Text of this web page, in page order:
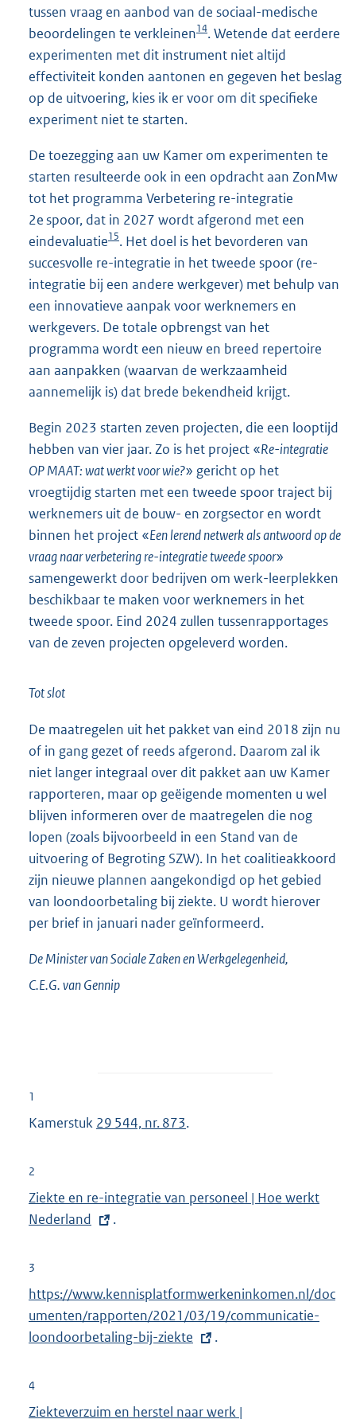
tussen vraag en aanbod van de sociaal-medische
beoordelingen te verkleinen14. Wetende dat eerdere
experimenten met dit instrument niet altijd
effectiviteit konden aantonen en gegeven het beslag
op de uitvoering, kies ik er voor om dit specifieke
experiment niet te starten.
De toezegging aan uw Kamer om experimenten te
starten resulteerde ook in een opdracht aan ZonMw
tot het programma Verbetering re-integratie
2e spoor, dat in 2027 wordt afgerond met een
eindevaluatie15. Het doel is het bevorderen van
succesvolle re-integratie in het tweede spoor (re-
integratie bij een andere werkgever) met behulp van
een innovatieve aanpak voor werknemers en
werkgevers. De totale opbrengst van het
programma wordt een nieuw en breed repertoire
aan aanpakken (waarvan de werkzaamheid
aannemelijk is) dat brede bekendheid krijgt.
Begin 2023 starten zeven projecten, die een looptijd
hebben van vier jaar. Zo is het project «Re-integratie
OP MAAT: wat werkt voor wie?» gericht op het
vroegtijdig starten met een tweede spoor traject bij
werknemers uit de bouw- en zorgsector en wordt
binnen het project «Een lerend netwerk als antwoord op de
vraag naar verbetering re-integratie tweede spoor»
samengewerkt door bedrijven om werk-leerplekken
beschikbaar te maken voor werknemers in het
tweede spoor. Eind 2024 zullen tussenrapportages
van de zeven projecten opgeleverd worden.
Tot slot
De maatregelen uit het pakket van eind 2018 zijn nu
of in gang gezet of reeds afgerond. Daarom zal ik
niet langer integraal over dit pakket aan uw Kamer
rapporteren, maar op geëigende momenten u wel
blijven informeren over de maatregelen die nog
lopen (zoals bijvoorbeeld in een Stand van de
uitvoering of Begroting SZW). In het coalitieakkoord
zijn nieuwe plannen aangekondigd op het gebied
van loondoorbetaling bij ziekte. U wordt hierover
per brief in januari nader geïnformeerd.
De Minister van Sociale Zaken en Werkgelegenheid,
C.E.G. vanGennip
1
Kamerstuk 29 544, nr. 873.
2
E
x
e
n
e
l
n
k
Ziekte en re-integratie van personeel | Hoe werkt
Nederland
.
3
E
x
t
r
e
https://www.kennisplatformwerkeninkomen.nl/doc
umenten/rapporten/2021/03/19/communicatie-
loondoorbetaling-bij-ziekte
.
4
E
Ziekteverzuim en herstel naar werk |